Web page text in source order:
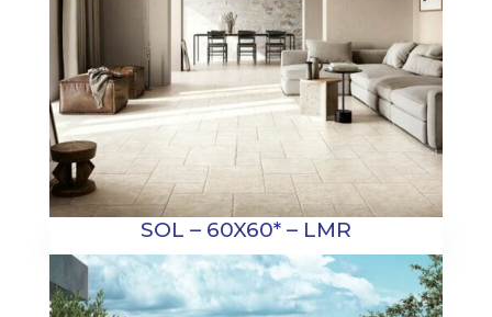
SOL – 60X60* – LMR